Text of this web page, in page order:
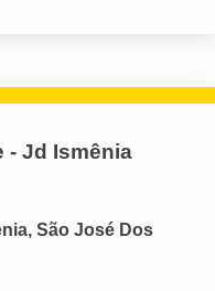
- Jd Ismênia
São José Dos